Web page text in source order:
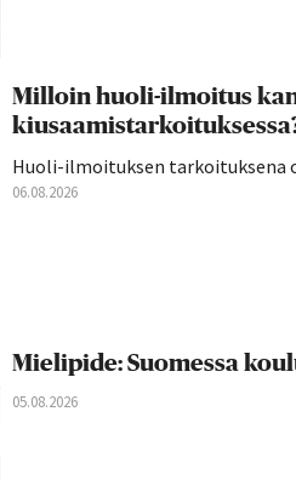
Milloin huoli-ilmoitus
Huoli-ilmoituksen tarkoituksena
06.08.2026
Mielipide: Suomessa
05.08.2026